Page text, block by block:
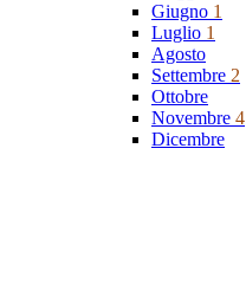
Giugno 1
Luglio 1
Agosto
Settembre 2
Ottobre
Novembre 4
Dicembre